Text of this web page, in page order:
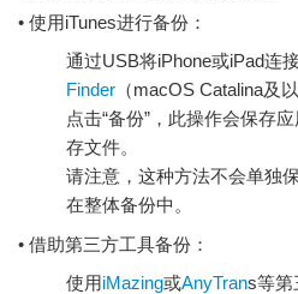
• 使用iTunes进行备份：
通过USB将iPhone或iPad连
Finder （macOS Catalina及
点击“备份”，此操作会保存
存文件。
请注意，这种方法不会单独
在整体备份中。
• 借助第三方工具备份：
使用iMazing或AnyTrans等第